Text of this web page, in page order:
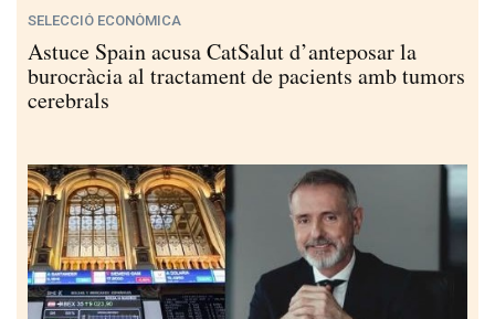
SELECCIÓ ECONÒMICA
Astuce Spain acusa CatSalut d’anteposar la
burocràcia al tractament de pacients amb tumors
cerebrals